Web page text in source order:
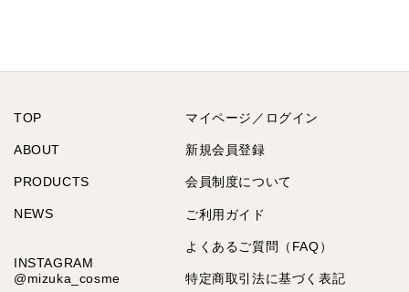
TOP
ABOUT
PRODUCTS
NEWS
INSTAGRAM
@mizuka_cosme
マイページ／ログイン
新規会員登録
会員制度について
ご利用ガイド
よくあるご質問（FAQ）
特定商取引法に基づく表記